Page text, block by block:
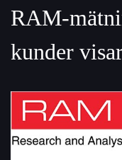
RAM-
kunder